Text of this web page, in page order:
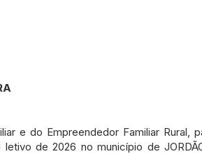
e do Empreendedor Familiar Rural,
de 2026 no município de